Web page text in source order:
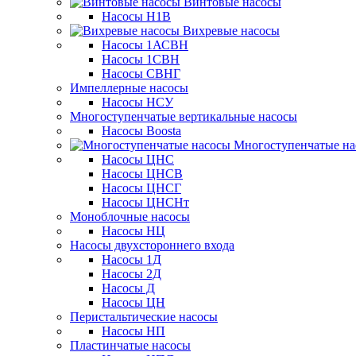
Насосы Н1В
Вихревые насосы
Насосы 1АСВН
Насосы 1СВН
Насосы СВНГ
Импеллерные насосы
Насосы НСУ
Многоступенчатые вертикальные насосы
Насосы Boosta
Многоступенчатые
Насосы ЦНС
Насосы ЦНСВ
Насосы ЦНСГ
Насосы ЦНСНт
Моноблочные насосы
Насосы НЦ
Насосы двухстороннего входа
Насосы 1Д
Насосы 2Д
Насосы Д
Насосы ЦН
Перистальтические насосы
Насосы НП
Пластинчатые насосы